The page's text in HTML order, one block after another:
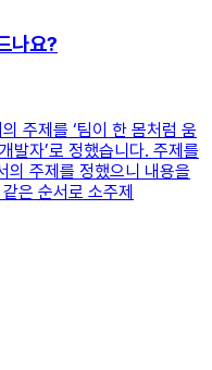
나요?
주제를 ‘팀이 한 몸처럼 움
발자’로 정했습니다. 주제를
의 주제를 정했으니 내용을
은 순서로 소주제